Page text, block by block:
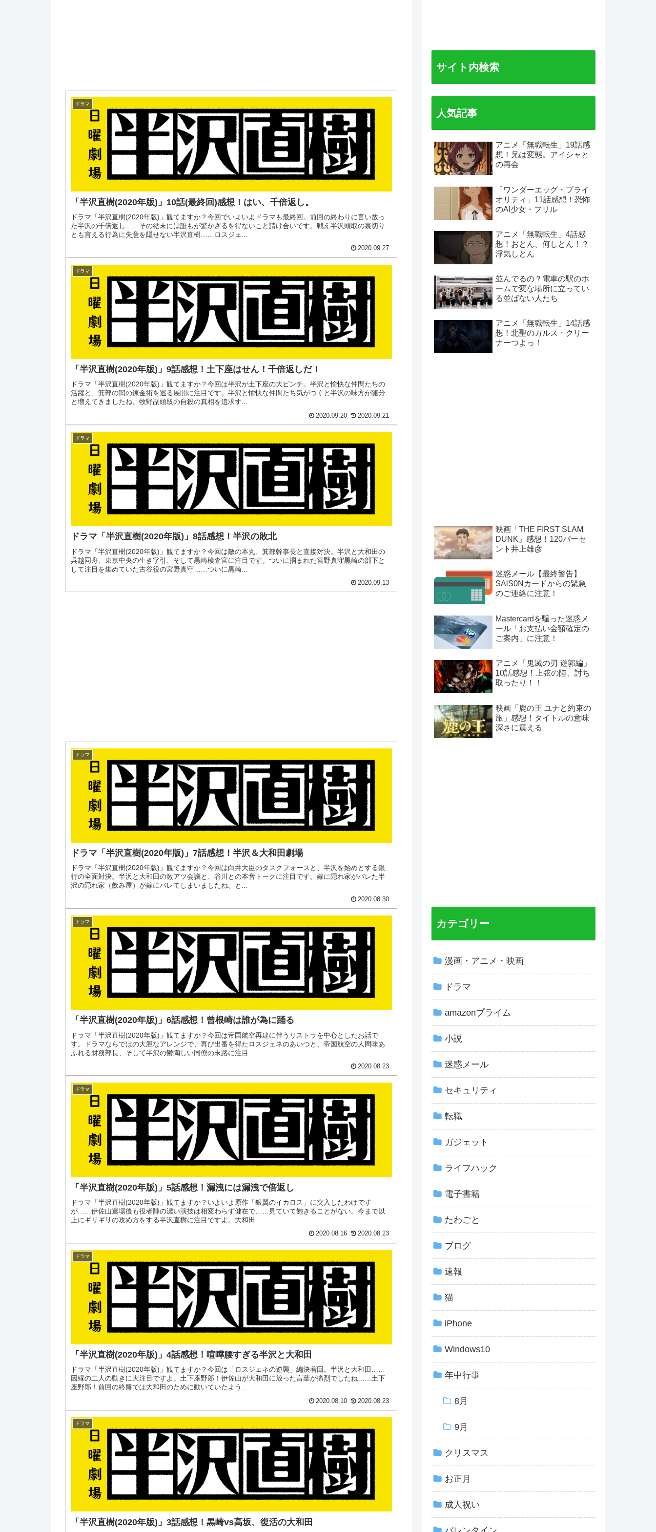
ドラマ
「半沢直樹(2020年版)」10話(最終回)感想！はい、千倍返し。
ドラマ「半沢直樹(2020年版)」観てますか？今回でいよいよドラマも最終回。前回の終わりに言い放っ
た半沢の千倍返し……その結末には誰もが驚かざるを得ないこと請け合いです。戦え半沢頭取の裏切り
とも言える行為に失意を隠せない半沢直樹……ロスジェ...
2020.09.27
ドラマ
「半沢直樹(2020年版)」9話感想！土下座はせん！千倍返しだ！
ドラマ「半沢直樹(2020年版)」観てますか？今回は半沢が土下座の大ピンチ。半沢と愉快な仲間たちの
活躍と、箕部の闇の錬金術を巡る展開に注目です。半沢と愉快な仲間たち気がつくと半沢の味方が随分
と増えてきましたね。牧野副頭取の自殺の真相を追求す...
2020.09.20 2020.09.21
ドラマ
ドラマ「半沢直樹(2020年版)」8話感想！半沢の敗北
ドラマ「半沢直樹(2020年版)」観てますか？今回は敵の本丸、箕部幹事長と直接対決。半沢と大和田の
呉越同舟、東京中央の生き字引、そして黒崎検査官に注目です。ついに掴まれた宮野真守黒崎の部下と
して注目を集めていた古谷役の宮野真守……ついに黒崎...
2020.09.13
ドラマ
ドラマ「半沢直樹(2020年版)」7話感想！半沢＆大和田劇場
ドラマ「半沢直樹(2020年版)」観てますか？今回は白井大臣のタスクフォースと、半沢を始めとする銀
行の全面対決。半沢と大和田の激アツ会議と、谷川との本音トークに注目です。嫁に隠れ家がバレた半
沢の隠れ家（飲み屋）が嫁にバレてしまいましたね。と...
2020.08.30
ドラマ
「半沢直樹(2020年版)」6話感想！曾根崎は誰が為に踊る
ドラマ「半沢直樹(2020年版)」観てますか？今回は帝国航空再建に伴うリストラを中心としたお話で
す。ドラマならではの大胆なアレンジで、再び出番を得たロスジェネのあいつと、帝国航空の人間味あ
ふれる財務部長、そして半沢の鬱陶しい同僚の末路に注目...
2020.08.23
ドラマ
「半沢直樹(2020年版)」5話感想！漏洩には漏洩で倍返し
ドラマ「半沢直樹(2020年版)」観てますか？いよいよ原作「銀翼のイカロス」に突入したわけです
が……伊佐山退場後も役者陣の濃い演技は相変わらず健在で……見ていて飽きることがない。今まで以
上にギリギリの攻め方をする半沢直樹に注目ですよ。大和田...
2020.08.16 2020.08.23
ドラマ
「半沢直樹(2020年版)」4話感想！喧嘩腰すぎる半沢と大和田
ドラマ「半沢直樹(2020年版)」観てますか？今回は「ロスジェネの逆襲」編決着回。半沢と大和田……
因縁の二人の動きに大注目ですよ。土下座野郎！伊佐山が大和田に放った言葉が痛烈でしたね……土下
座野郎！前回の終盤では大和田のために動いていたよう...
2020.08.10 2020.08.23
ドラマ
「半沢直樹(2020年版)」3話感想！黒崎vs高坂、復活の大和田
サイト内検索
人気記事
アニメ「無職転生」19話感
想！兄は変態。アイシャと
の再会
「ワンダーエッグ・プライ
オリティ」11話感想！恐怖
のAI少女・フリル
アニメ「無職転生」4話感
想！おとん、何しとん！？
浮気しとん
並んでるの？電車の駅のホ
ームで変な場所に立ってい
る並ばない人たち
アニメ「無職転生」14話感
想！北聖のガルス・クリー
ナーつよっ！
映画「THE FIRST SLAM
DUNK」感想！120パーセ
ント井上雄彦
迷惑メール【最終警告】
SAlS0Nカードからの緊急
のご連絡に注意！
Mastercardを騙った迷惑メ
ール「お支払い金額確定の
ご案内」に注意！
アニメ「鬼滅の刃 遊郭編」
10話感想！上弦の陸、討ち
取ったり！！
映画「鹿の王 ユナと約束の
旅」感想！タイトルの意味
深さに震える
カテゴリー
漫画・アニメ・映画
ドラマ
amazonプライム
小説
迷惑メール
セキュリティ
転職
ガジェット
ライフハック
電子書籍
たわごと
ブログ
速報
猫
iPhone
Windows10
年中行事
8月
9月
クリスマス
お正月
成人祝い